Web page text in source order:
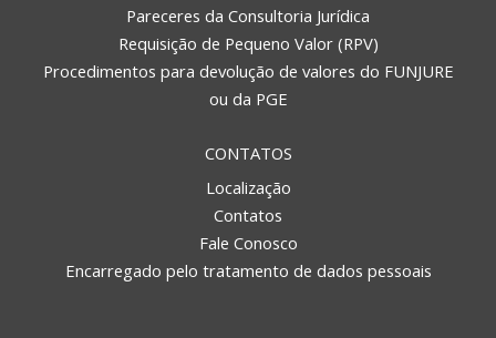
Pareceres da Consultoria Jurídica
Requisição de Pequeno Valor (RPV)
Procedimentos para devolução de valores do FUNJURE
ou da PGE
CONTATOS
Localização
Contatos
Fale Conosco
Encarregado pelo tratamento de dados pessoais